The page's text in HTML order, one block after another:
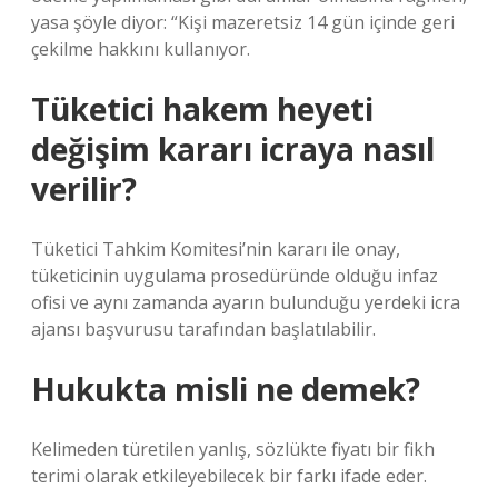
yasa şöyle diyor: “Kişi mazeretsiz 14 gün içinde geri
çekilme hakkını kullanıyor.
Tüketici hakem heyeti
değişim kararı icraya nasıl
verilir?
Tüketici Tahkim Komitesi’nin kararı ile onay,
tüketicinin uygulama prosedüründe olduğu infaz
ofisi ve aynı zamanda ayarın bulunduğu yerdeki icra
ajansı başvurusu tarafından başlatılabilir.
Hukukta misli ne demek?
Kelimeden türetilen yanlış, sözlükte fiyatı bir fikh
terimi olarak etkileyebilecek bir farkı ifade eder.